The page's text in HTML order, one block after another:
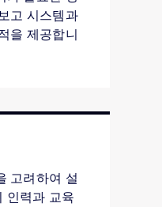
고 시스템과
을 제공합니
고려하여 설
인력과 교육